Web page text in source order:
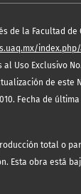
de la Facultad de
Uso Exclusivo
de este
Fecha de
total o
Esta obra está